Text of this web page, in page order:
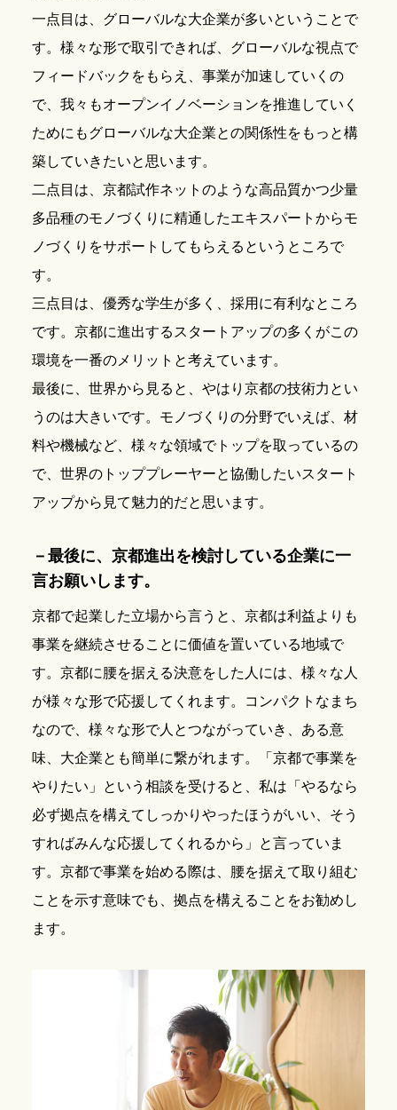
一点目は、グローバルな大企業が多いということで
す。様々な形で取引できれば、グローバルな視点で
フィードバックをもらえ、事業が加速していくの
で、我々もオープンイノベーションを推進していく
ためにもグローバルな大企業との関係性をもっと構
築していきたいと思います。
二点目は、京都試作ネットのような高品質かつ少量
多品種のモノづくりに精通したエキスパートからモ
ノづくりをサポートしてもらえるというところで
す。
三点目は、優秀な学生が多く、採用に有利なところ
です。京都に進出するスタートアップの多くがこの
環境を一番のメリットと考えています。
最後に、世界から見ると、やはり京都の技術力とい
うのは大きいです。モノづくりの分野でいえば、材
料や機械など、様々な領域でトップを取っているの
で、世界のトッププレーヤーと協働したいスタート
アップから見て魅力的だと思います。
－ 最後に、京都進出を検討している企業に一
言お願いします。
京都で起業した立場から言うと、京都は利益よりも
事業を継続させることに価値を置いている地域で
す。京都に腰を据える決意をした人には、様々な人
が様々な形で応援してくれます。コンパクトなまち
なので、様々な形で人とつながっていき、ある意
味、大企業とも簡単に繋がれます。「京都で事業を
やりたい」という相談を受けると、私は「やるなら
必ず拠点を構えてしっかりやったほうがいい、そう
すればみんな応援してくれるから」と言っていま
す。京都で事業を始める際は、腰を据えて取り組む
ことを示す意味でも、拠点を構えることをお勧めし
ます。